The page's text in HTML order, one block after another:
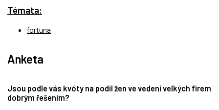
Témata:
fortuna
Anketa
Jsou podle vás kvóty na podíl žen ve vedení velkých firem
dobrým řešením?